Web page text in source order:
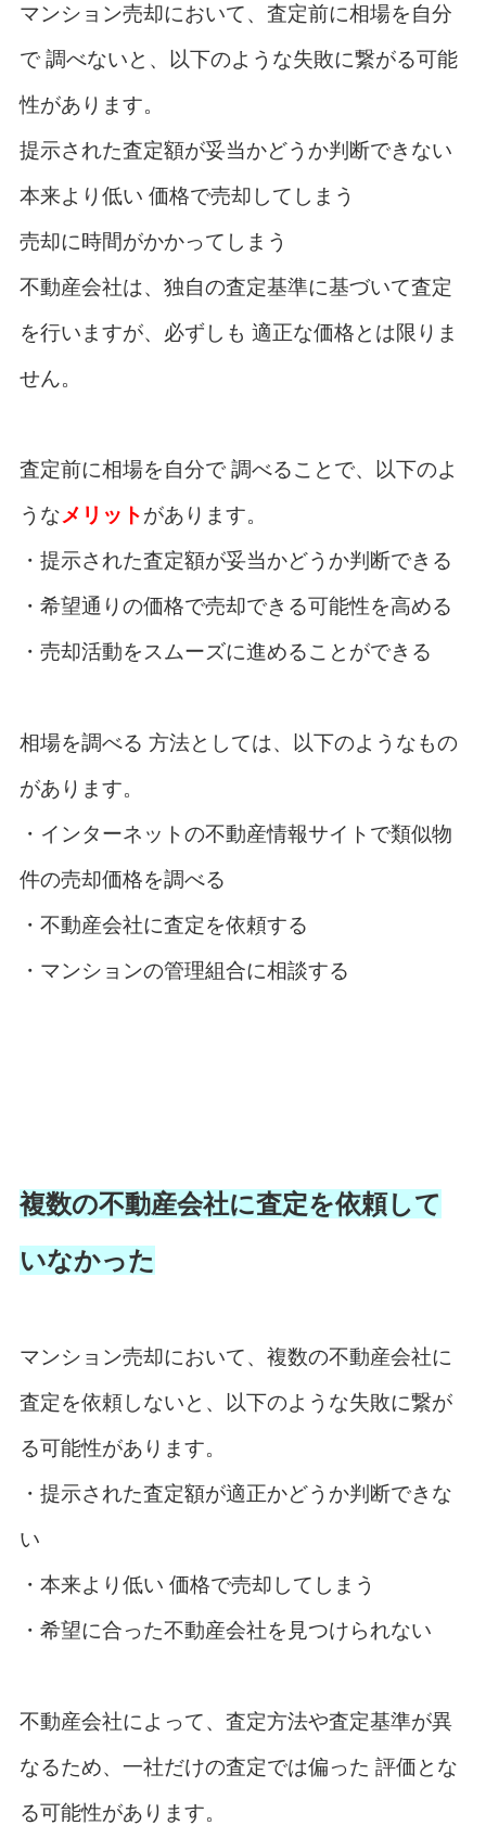
マンション売却において、査定前に相場を自分
で 調べないと、以下のような失敗に繋がる可能
性があります。
提示された査定額が妥当かどうか判断できない
本来より低い 価格で売却してしまう
売却に時間がかかってしまう
不動産会社は、独自の査定基準に基づいて査定
を行いますが、必ずしも 適正な価格とは限りま
せん。
査定前に相場を自分で 調べることで、以下のよ
うなメリットがあります。
・提示された査定額が妥当かどうか判断できる
・希望通りの価格で売却できる可能性を高める
・売却活動をスムーズに進めることができる
相場を調べる 方法としては、以下のようなもの
があります。
・インターネットの不動産情報サイトで類似物
件の売却価格を調べる
・不動産会社に査定を依頼する
・マンションの管理組合に相談する
複数の不動産会社に査定を依頼して
いなかった
マンション売却において、複数の不動産会社に
査定を依頼しないと、以下のような失敗に繋が
る可能性があります。
・提示された査定額が適正かどうか判断できな
い
・本来より低い 価格で売却してしまう
・希望に合った不動産会社を見つけられない
不動産会社によって、査定方法や査定基準が異
なるため、一社だけの査定では偏った 評価とな
る可能性があります。